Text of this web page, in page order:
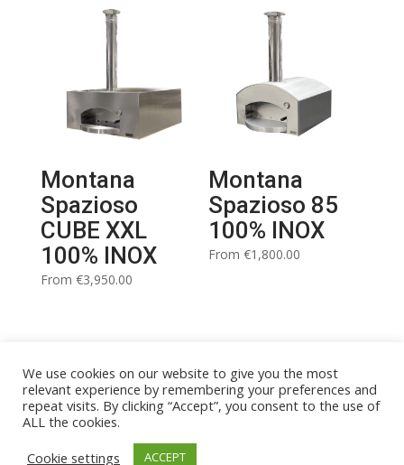
Montana
Spazioso
CUBE XXL
100% INOX
From €3,950.00
Montana
Spazioso 85
100% INOX
From €1,800.00
We use cookies on our website to give you the most
relevant experience by remembering your preferences and
repeat visits. By clicking “Accept”, you consent to the use of
ALL the cookies.
Cookie settings
ACCEPT